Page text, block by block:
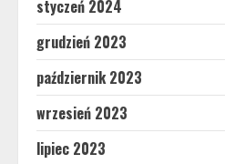
styczeń 2024
grudzień 2023
październik 2023
wrzesień 2023
lipiec 2023